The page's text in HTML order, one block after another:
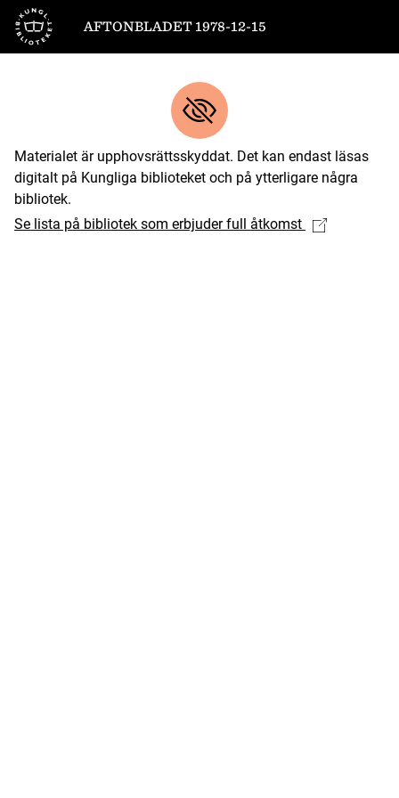
Till startsidan
AFTONBLADET 1978-12-15
Materialet är upphovsrättsskyddat. Det kan endast läsas
digitalt på Kungliga biblioteket och på ytterligare några
bibliotek.
Se lista på bibliotek som erbjuder full åtkomst